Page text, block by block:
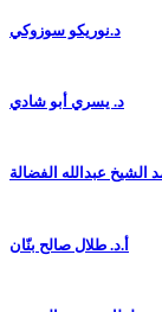
د.نوريكو سوزوكي
د. يسري أبو شادي
الشيخ عبدالله الفضالة
أ.د. طلال صالح بنّان